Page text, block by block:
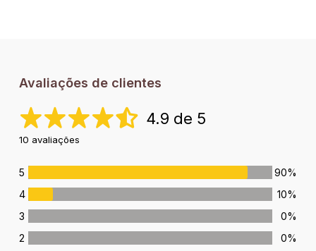
Avaliações de clientes
4.9 de 5
10 avaliações
5
90%
4
10%
3
0%
2
0%